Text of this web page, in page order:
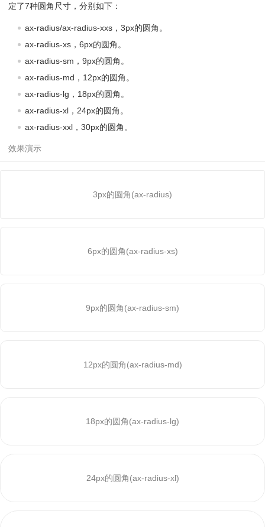
定了7种圆角尺寸，分别如下：
ax-radius/ax-radius-xxs，3px的圆角。
ax-radius-xs，6px的圆角。
ax-radius-sm，9px的圆角。
ax-radius-md，12px的圆角。
ax-radius-lg，18px的圆角。
ax-radius-xl，24px的圆角。
ax-radius-xxl，30px的圆角。
3px的圆角(ax-radius)
6px的圆角(ax-radius-xs)
9px的圆角(ax-radius-sm)
12px的圆角(ax-radius-md)
18px的圆角(ax-radius-lg)
24px的圆角(ax-radius-xl)